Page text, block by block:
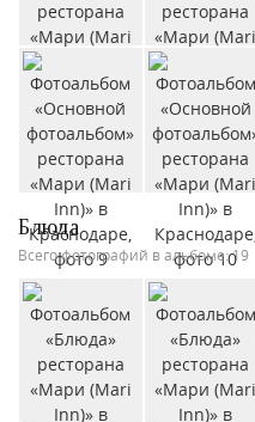
Блюда
Всего фотографий в альбоме: 19